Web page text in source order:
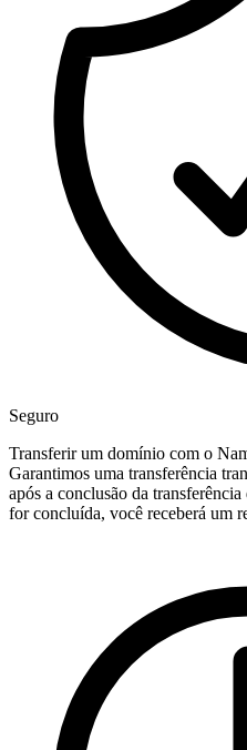
Seguro
Transferir um domínio com o
Garantimos uma transferência
após a conclusão da
for concluída, você receberá um